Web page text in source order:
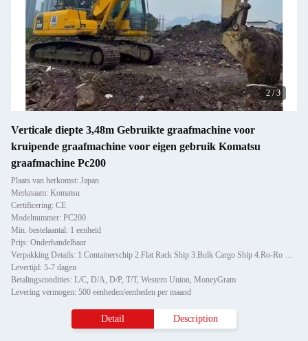
2/3
Verticale diepte 3,48m Gebruikte graafmachine voor
kruipende graafmachine voor eigen gebruik Komatsu
graafmachine Pc200
Plaats van herkomst: Japan
Merknaam: Komatsu
Certificering: CE
Modelnummer: PC200
Min. bestelaantal: 1 eenheid
Prijs: Onderhandelbaar
Verpakking Details: 1.Containerschip 2.Flat Rack Ship 3.Bulk Cargo Ship 4.Ro-Ro Ship Volgens verschillende modellen kunn
Levertijd: 5-7 dagen
Betalingscondities: L/C, D/A, D/P, T/T, Western Union, MoneyGram
Levering vermogen: 500 eenheden/eenheden per maand
Detail Description